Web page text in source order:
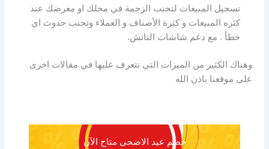
تسجيل المبيعات لتجنب الزحمة في محلك او معرضك عند
كثره المبيعات و كثرة الأصناف و العملاء وتجنب حدوث اي
خطأ . مع دعم شاشات التاتش.
وهناك الكثير من الميزات التي نتعرف عليها في مقالات اخرى
على موقعنا باذن الله
خصم عيد الاضحى متاح الآن